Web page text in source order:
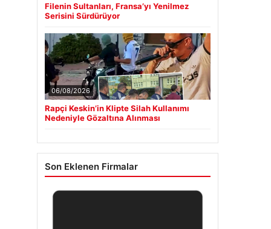
Filenin Sultanları, Fransa’yı Yenilmez
Serisini Sürdürüyor
06/08/2026
Rapçi Keskin’in Klipte Silah Kullanımı
Nedeniyle Gözaltına Alınması
Son Eklenen Firmalar